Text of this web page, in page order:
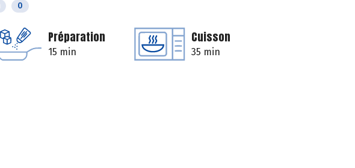
0
Préparation
15 min
Cuisson
35 min